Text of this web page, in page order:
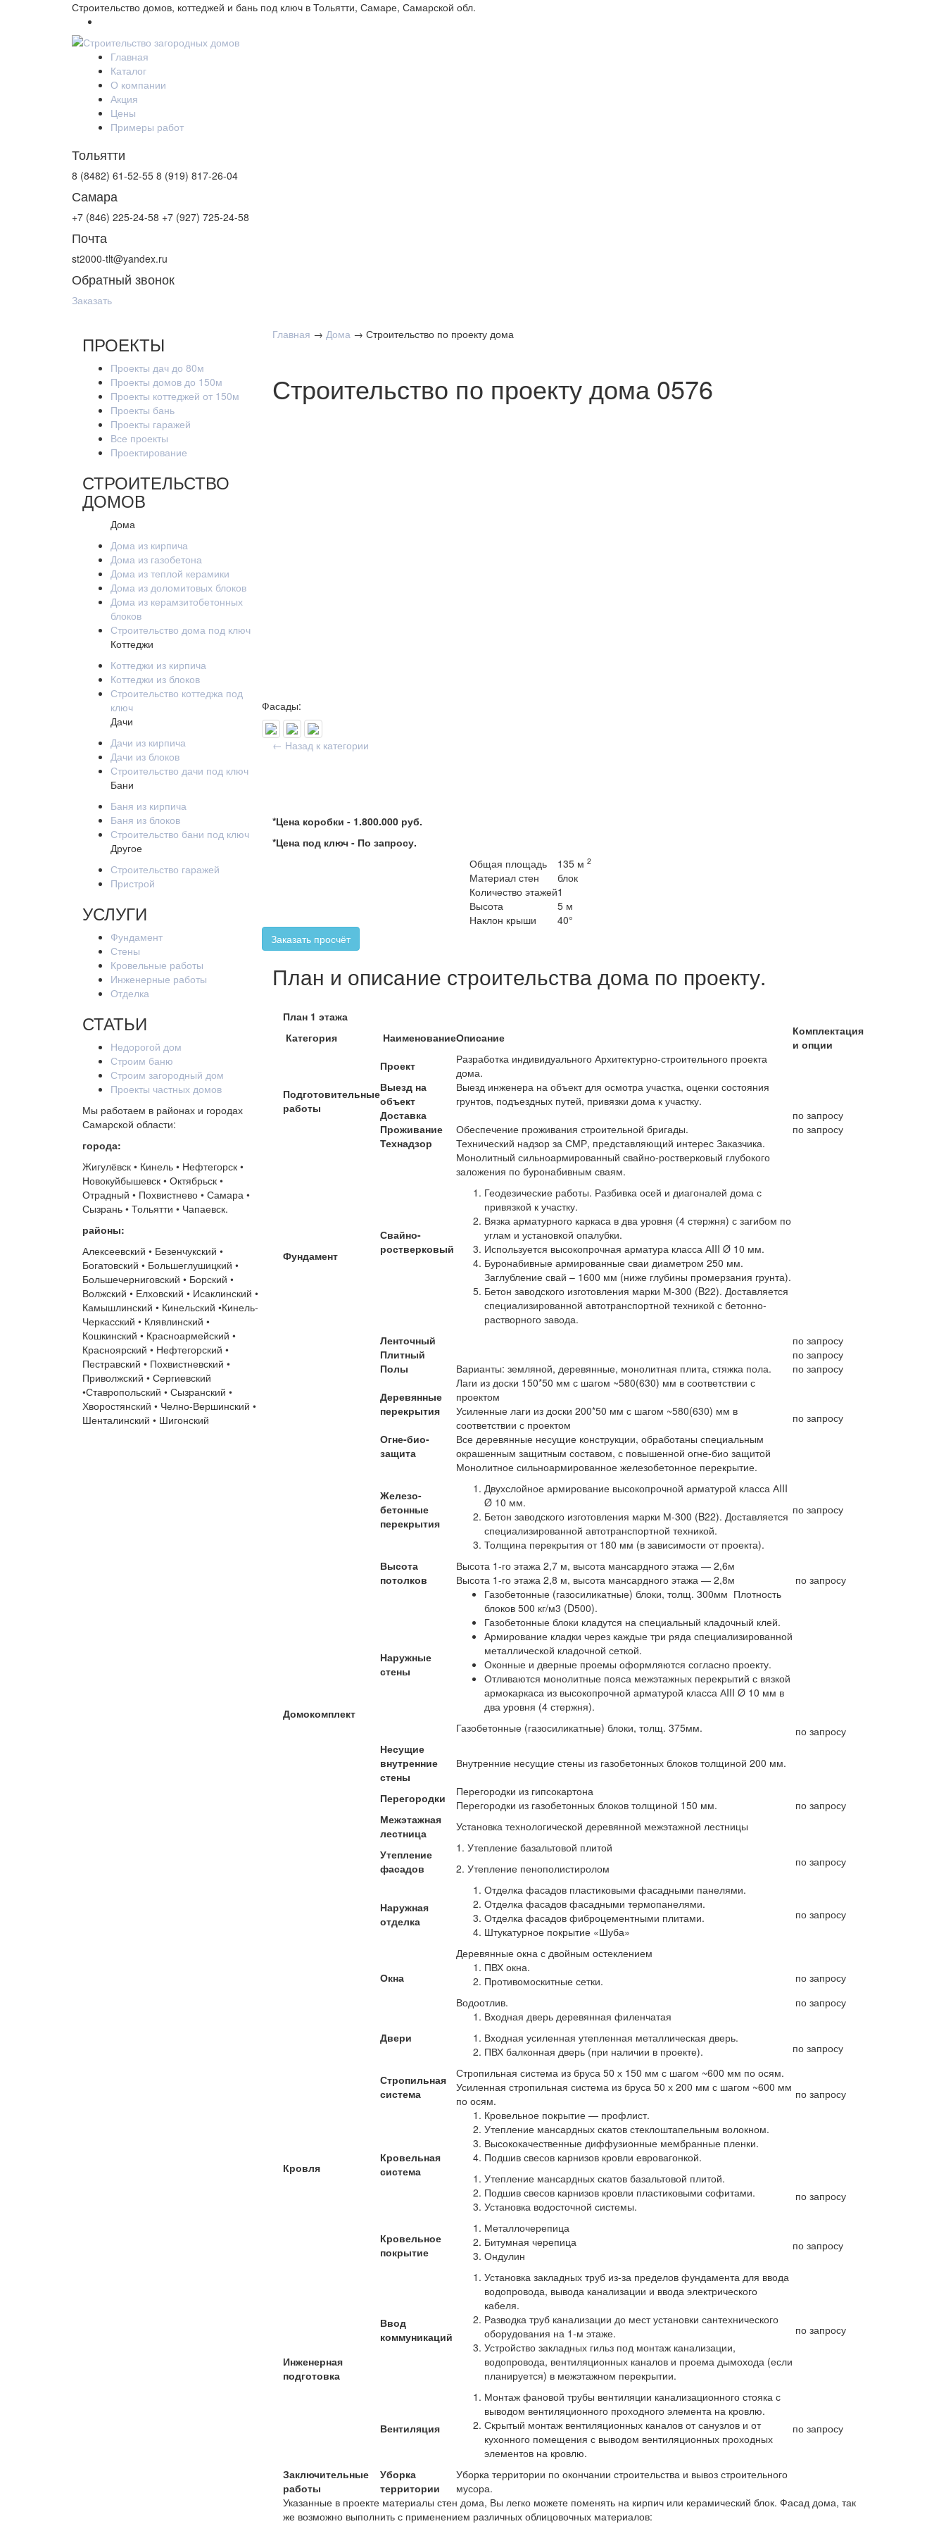
Строительство домов, коттеджей и бань под ключ в Тольятти, Самаре, Самарской обл.
Главная
Каталог
О компании
Акция
Цены
Примеры работ
Тольятти
8 (8482) 61-52-55 8 (919) 817-26-04
Самара
+7 (846) 225-24-58 +7 (927) 725-24-58
Почта
st2000-tlt@yandex.ru
Обратный звонок
Заказать
ПРОЕКТЫ
Проекты дач до 80м
Проекты домов до 150м
Проекты коттеджей от 150м
Проекты бань
Проекты гаражей
Все проекты
Проектирование
СТРОИТЕЛЬСТВО
ДОМОВ
Дома
Дома из кирпича
Дома из газобетона
Дома из теплой керамики
Дома из доломитовых блоков
Дома из керамзитобетонных
блоков
Строительство дома под ключ
Коттеджи
Коттеджи из кирпича
Коттеджи из блоков
Строительство коттеджа под
ключ
Дачи
Дачи из кирпича
Дачи из блоков
Строительство дачи под ключ
Бани
Баня из кирпича
Баня из блоков
Строительство бани под ключ
Другое
Строительство гаражей
Пристрой
УСЛУГИ
Фундамент
Стены
Кровельные работы
Инженерные работы
Отделка
СТАТЬИ
Недорогой дом
Строим баню
Строим загородный дом
Проекты частных домов
Мы работаем в районах и городах
Самарской области:
города:
Жигулёвск • Кинель • Нефтегорск •
Новокуйбышевск • Октябрьск •
Отрадный • Похвистнево • Самара •
Сызрань • Тольятти • Чапаевск.
районы:
Алексеевский • Безенчукский •
Богатовский • Большеглушицкий •
Большечерниговский • Борский •
Волжский • Елховский • Исаклинский •
Камышлинский • Кинельский •Кинель-
Черкасский • Клявлинский •
Кошкинский • Красноармейский •
Красноярский • Нефтегорский •
Пестравский • Похвистневский •
Приволжский • Сергиевский
•Ставропольский • Сызранский •
Хворостянский • Челно-Вершинский •
Шенталинский • Шигонский
Главная → Дома → Строительство по проекту дома
Строительство по проекту дома 0576
Фасады:
← Назад к категории
*Цена коробки - 1.800.000 руб.
*Цена под ключ - По запросу.
Общая площадь
135 м 2
Материал стен
блок
Количество этажей1
Высота
5 м
Наклон крыши
40°
Заказать просчёт
План и описание строительства дома по проекту.
План 1 этажа
Категория
НаименованиеОписание
Комплектация
и опции
Подготовительные
работы
Проект
Разработка индивидуального Архитектурно-строительного проекта
дома.
Выезд на
объект
Выезд инженера на объект для осмотра участка, оценки состояния
грунтов, подъездных путей, привязки дома к участку.
Доставка
по запросу
Проживание
Обеспечение проживания строительной бригады.
по запросу
Технадзор
Технический надзор за СМР, представляющий интерес Заказчика.
Фундамент
Свайно-
ростверковый
Монолитный сильноармированный свайно-ростверковый глубокого
заложения по буронабивным сваям.
Геодезические работы. Разбивка осей и диагоналей дома с
привязкой к участку.
Вязка арматурного каркаса в два уровня (4 стержня) с загибом по
углам и установкой опалубки.
Используется высокопрочная арматура класса АIII Ø 10 мм.
Буронабивные армированные сваи диаметром 250 мм.
Заглубление свай – 1600 мм (ниже глубины промерзания грунта).
Бетон заводского изготовления марки М-300 (B22). Доставляется
специализированной автотранспортной техникой с бетонно-
растворного завода.
Ленточный
по запросу
Плитный
по запросу
Домокомплект
Полы Варианты: земляной, деревянные, монолитная плита, стяжка пола.
по запросу
Деревянные
перекрытия
Лаги из доски 150*50 мм с шагом ~580(630) мм в соответствии с
проектом
Усиленные лаги из доски 200*50 мм с шагом ~580(630) мм в
соответствии с проектом
по запросу
Огне-био-
защита
Все деревянные несущие конструкции, обработаны специальным
окрашенным защитным составом, с повышенной огне-био защитой
Железо-
бетонные
перекрытия
Монолитное сильноармированное железобетонное перекрытие.
Двухслойное армирование высокопрочной арматурой класса АIII
Ø 10 мм.
Бетон заводского изготовления марки М-300 (B22). Доставляется
специализированной автотранспортной техникой.
Толщина перекрытия от 180 мм (в зависимости от проекта).
по запросу
Высота
потолков
Высота 1-го этажа 2,7 м, высота мансардного этажа — 2,6м
Высота 1-го этажа 2,8 м, высота мансардного этажа — 2,8м
по запросу
Наружные
стены
Газобетонные (газосиликатные) блоки, толщ. 300мм Плотность
блоков 500 кг/м3 (D500).
Газобетонные блоки кладутся на специальный кладочный клей.
Армирование кладки через каждые три ряда специализированной
металлической кладочной сеткой.
Оконные и дверные проемы оформляются согласно проекту.
Отливаются монолитные пояса межэтажных перекрытий с вязкой
армокаркаса из высокопрочной арматурой класса АIII Ø 10 мм в
два уровня (4 стержня).
Газобетонные (газосиликатные) блоки, толщ. 375мм.
по запросу
Несущие
внутренние
стены
Внутренние несущие стены из газобетонных блоков толщиной 200 мм.
Перегородки
Перегородки из гипсокартона
Перегородки из газобетонных блоков толщиной 150 мм.
по запросу
Межэтажная
лестница
Установка технологической деревянной межэтажной лестницы
Утепление
фасадов
1. Утепление базальтовой плитой
2. Утепление пенополистиролом
по запросу
Наружная
отделка
Отделка фасадов пластиковыми фасадными панелями.
Отделка фасадов фасадными термопанелями.
Отделка фасадов фиброцементными плитами.
Штукатурное покрытие «Шуба»
по запросу
Окна
Деревянные окна с двойным остеклением
ПВХ окна.
Противомоскитные сетки.
по запросу
Водоотлив.
по запросу
Двери
Входная дверь деревянная филенчатая
Входная усиленная утепленная металлическая дверь.
ПВХ балконная дверь (при наличии в проекте).
по запросу
Кровля
Стропильная
система
Стропильная система из бруса 50 х 150 мм с шагом ~600 мм по осям.
Усиленная стропильная система из бруса 50 х 200 мм с шагом ~600 мм
по осям.
по запросу
Кровельная
система
Кровельное покрытие — профлист.
Утепление мансардных скатов стеклоштапельным волокном.
Высококачественные диффузионные мембранные пленки.
Подшив свесов карнизов кровли евровагонкой.
Утепление мансардных скатов базальтовой плитой.
Подшив свесов карнизов кровли пластиковыми софитами.
Установка водосточной системы.
по запросу
Кровельное
покрытие
Металлочерепица
Битумная черепица
Ондулин
по запросу
Инженерная
подготовка
Ввод
коммуникаций
Установка закладных труб из-за пределов фундамента для ввода
водопровода, вывода канализации и ввода электрического
кабеля.
Разводка труб канализации до мест установки сантехнического
оборудования на 1-м этаже.
Устройство закладных гильз под монтаж канализации,
водопровода, вентиляционных каналов и проема дымохода (если
планируется) в межэтажном перекрытии.
по запросу
Вентиляция
Монтаж фановой трубы вентиляции канализационного стояка с
выводом вентиляционного проходного элемента на кровлю.
Скрытый монтаж вентиляционных каналов от санузлов и от
кухонного помещения с выводом вентиляционных проходных
элементов на кровлю.
по запросу
Заключительные
работы
Уборка
территории
Уборка территории по окончании строительства и вывоз строительного
мусора.
Указанные в проекте материалы стен дома, Вы легко можете поменять на кирпич или керамический блок. Фасад дома, так
же возможно выполнить с применением различных облицовочных материалов: